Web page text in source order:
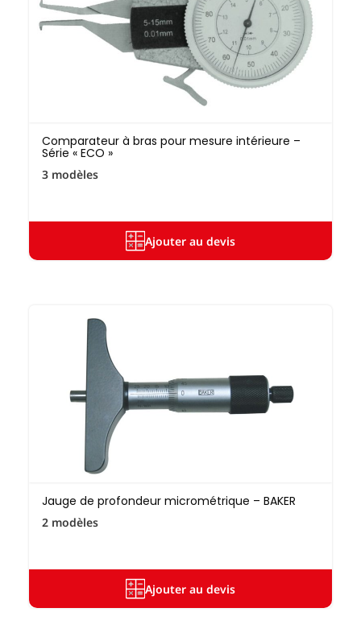
Comparateur à bras pour mesure intérieure –
Série « ECO »
3 modèles
Ajouter au devis
Jauge de profondeur micrométrique – BAKER
2 modèles
Ajouter au devis